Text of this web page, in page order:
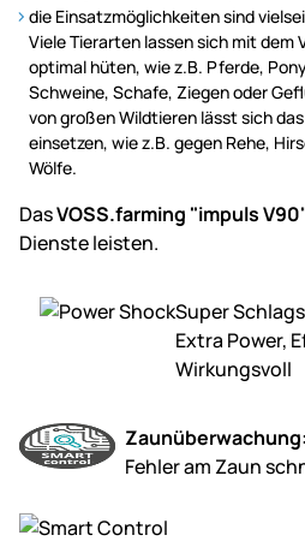
die Einsatzmöglichkeiten sind
Viele Tierarten lassen sich mit dem
optimal hüten, wie z.B. Pferde,
Schweine, Schafe, Ziegen oder
von großen Wildtieren lässt sich
einsetzen, wie z.B. gegen Rehe,
Wölfe.
DasVOSS.farming "impuls
Dienste leisten.
Super
Extra Power,
Wirkungsvoll
Zaunüberwachung:
Fehler am Zaun